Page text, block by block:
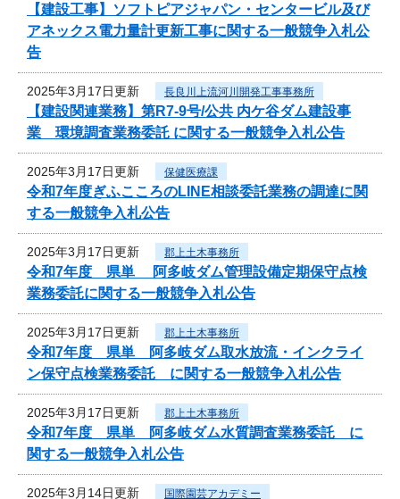
【建設工事】ソフトピアジャパン・センタービル及び
アネックス電力量計更新工事に関する一般競争入札公
告
2025年3月17日更新 長良川上流河川開発工事事務所
【建設関連業務】第R7-9号/公共 内ケ谷ダム建設事
業 環境調査業務委託 に関する一般競争入札公告
2025年3月17日更新 保健医療課
令和7年度ぎふこころのLINE相談委託業務の調達に関
する一般競争入札公告
2025年3月17日更新 郡上土木事務所
令和7年度 県単 阿多岐ダム管理設備定期保守点検
業務委託に関する一般競争入札公告
2025年3月17日更新 郡上土木事務所
令和7年度 県単 阿多岐ダム取水放流・インクライ
ン保守点検業務委託 に関する一般競争入札公告
2025年3月17日更新 郡上土木事務所
令和7年度 県単 阿多岐ダム水質調査業務委託 に
関する一般競争入札公告
2025年3月14日更新 国際園芸アカデミー